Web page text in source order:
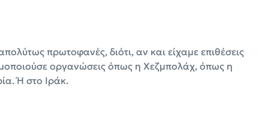
πρωτοφανές, διότι, αν και είχαμε επιθέσεις
οργανώσεις όπως η Χεζμπολάχ, όπως η
Ή στο Ιράκ.